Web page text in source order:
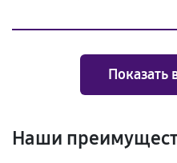
Показать
Наши